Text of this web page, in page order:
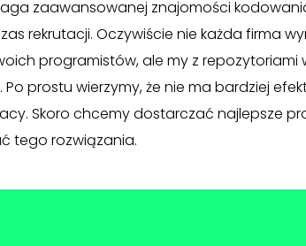
zaawansowanej znajomości
rekrutacji. Oczywiście nie każda firma
programistów, ale my z repozytoriami
prostu wierzymy, że nie ma bardziej
Skoro chcemy dostarczać najlepsze
tego rozwiązania.